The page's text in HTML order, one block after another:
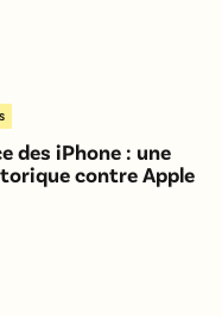
des iPhone : une
contre Apple